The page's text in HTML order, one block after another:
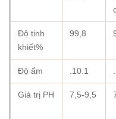
Độ tinh
khiết%
99,8
Độ ẩm .10.1
Giá trị PH 7,5-9,5